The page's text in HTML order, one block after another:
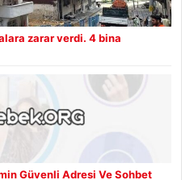
zarar verdi. 4 bina
Güvenli Adresi Ve Sohbet